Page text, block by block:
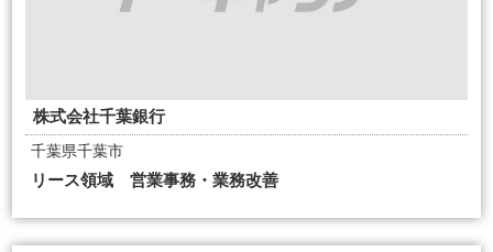
株式会社千葉銀行
千葉県千葉市
リース領域 営業事務・業務改善